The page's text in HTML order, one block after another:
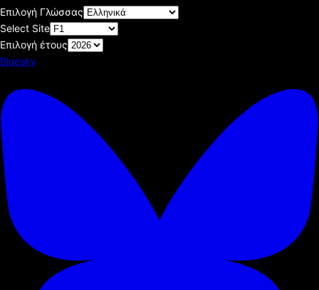
Επιλογή Γλώσσας
Select Site
Επιλογή έτους
Bluesky